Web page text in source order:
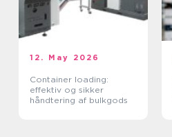
12. May 2026
Container loading:
effektiv og sikker
håndtering af bulkgods